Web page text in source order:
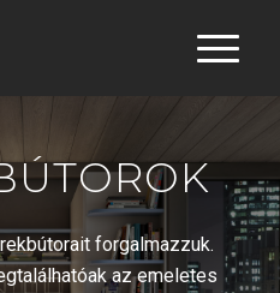
forgalmazzuk.
az emeletes